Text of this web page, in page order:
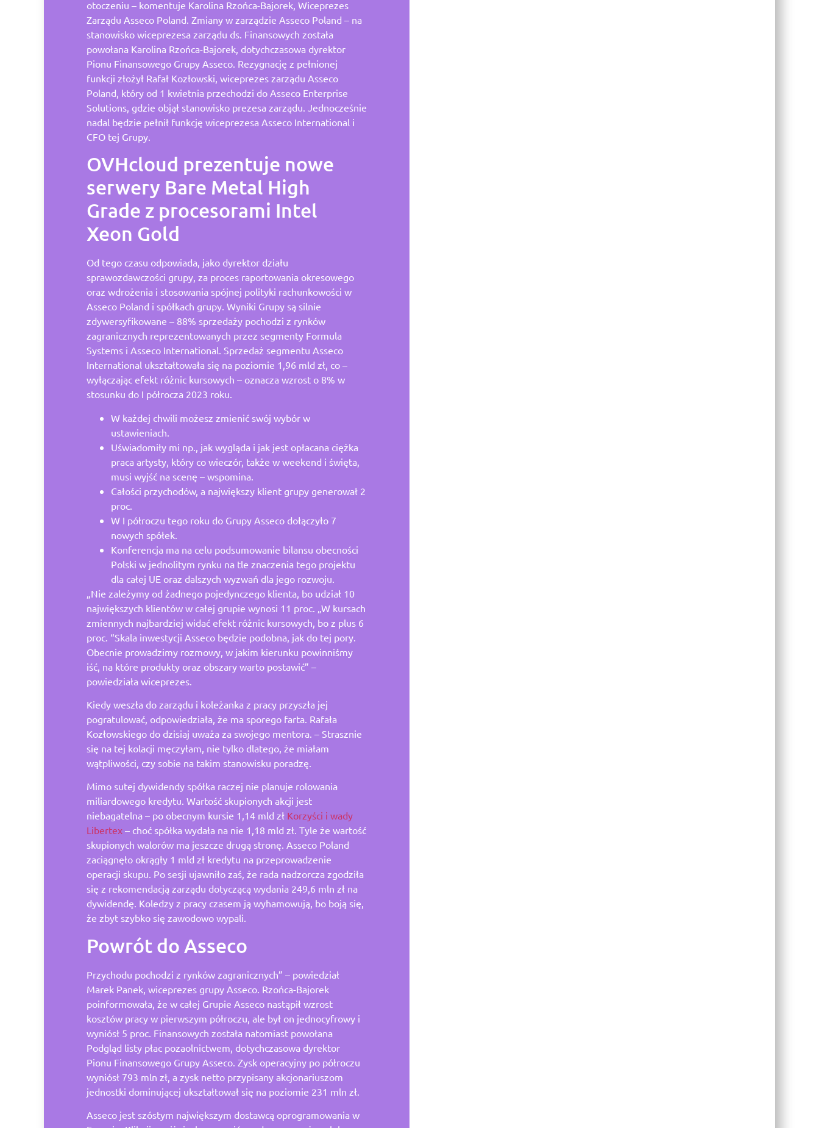
otoczeniu – komentuje Karolina Rzońca-Bajorek, Wiceprezes
Zarządu Asseco Poland. Zmiany w zarządzie Asseco Poland – na
stanowisko wiceprezesa zarządu ds. Finansowych została
powołana Karolina Rzońca-Bajorek, dotychczasowa dyrektor
Pionu Finansowego Grupy Asseco. Rezygnację z pełnionej
funkcji złożył Rafał Kozłowski, wiceprezes zarządu Asseco
Poland, który od 1 kwietnia przechodzi do Asseco Enterprise
Solutions, gdzie objął stanowisko prezesa zarządu. Jednocześnie
nadal będzie pełnił funkcję wiceprezesa Asseco International i
CFO tej Grupy.
OVHcloud prezentuje nowe
serwery Bare Metal High
Grade z procesorami Intel
Xeon Gold
Od tego czasu odpowiada, jako dyrektor działu
sprawozdawczości grupy, za proces raportowania okresowego
oraz wdrożenia i stosowania spójnej polityki rachunkowości w
Asseco Poland i spółkach grupy. Wyniki Grupy są silnie
zdywersyfikowane – 88% sprzedaży pochodzi z rynków
zagranicznych reprezentowanych przez segmenty Formula
Systems i Asseco International. Sprzedaż segmentu Asseco
International ukształtowała się na poziomie 1,96 mld zł, co –
wyłączając efekt różnic kursowych – oznacza wzrost o 8% w
stosunku do I półrocza 2023 roku.
W każdej chwili możesz zmienić swój wybór w
ustawieniach.
Uświadomiły mi np., jak wygląda i jak jest opłacana ciężka
praca artysty, który co wieczór, także w weekend i święta,
musi wyjść na scenę – wspomina.
Całości przychodów, a największy klient grupy generował 2
proc.
W I półroczu tego roku do Grupy Asseco dołączyło 7
nowych spółek.
Konferencja ma na celu podsumowanie bilansu obecności
Polski w jednolitym rynku na tle znaczenia tego projektu
dla całej UE oraz dalszych wyzwań dla jego rozwoju.
„Nie zależymy od żadnego pojedynczego klienta, bo udział 10
największych klientów w całej grupie wynosi 11 proc. „W kursach
zmiennych najbardziej widać efekt różnic kursowych, bo z plus 6
proc. “Skala inwestycji Asseco będzie podobna, jak do tej pory.
Obecnie prowadzimy rozmowy, w jakim kierunku powinniśmy
iść, na które produkty oraz obszary warto postawić” –
powiedziała wiceprezes.
Kiedy weszła do zarządu i koleżanka z pracy przyszła jej
pogratulować, odpowiedziała, że ma sporego farta. Rafała
Kozłowskiego do dzisiaj uważa za swojego mentora. – Strasznie
się na tej kolacji męczyłam, nie tylko dlatego, że miałam
wątpliwości, czy sobie na takim stanowisku poradzę.
Mimo sutej dywidendy spółka raczej nie planuje rolowania
miliardowego kredytu. Wartość skupionych akcji jest
niebagatelna – po obecnym kursie 1,14 mld zł Korzyści i wady
Libertex – choć spółka wydała na nie 1,18 mld zł. Tyle że wartość
skupionych walorów ma jeszcze drugą stronę. Asseco Poland
zaciągnęło okrągły 1 mld zł kredytu na przeprowadzenie
operacji skupu. Po sesji ujawniło zaś, że rada nadzorcza zgodziła
się z rekomendacją zarządu dotyczącą wydania 249,6 mln zł na
dywidendę. Koledzy z pracy czasem ją wyhamowują, bo boją się,
że zbyt szybko się zawodowo wypali.
Powrót do Asseco
Przychodu pochodzi z rynków zagranicznych” – powiedział
Marek Panek, wiceprezes grupy Asseco. Rzońca-Bajorek
poinformowała, że w całej Grupie Asseco nastąpił wzrost
kosztów pracy w pierwszym półroczu, ale był on jednocyfrowy i
wyniósł 5 proc. Finansowych została natomiast powołana
Podgląd listy płac pozaolnictwem, dotychczasowa dyrektor
Pionu Finansowego Grupy Asseco. Zysk operacyjny po półroczu
wyniósł 793 mln zł, a zysk netto przypisany akcjonariuszom
jednostki dominującej ukształtował się na poziomie 231 mln zł.
Asseco jest szóstym największym dostawcą oprogramowania w